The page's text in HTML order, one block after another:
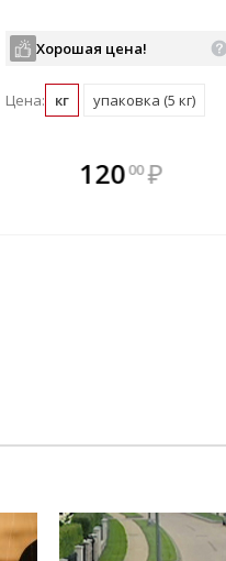
В комплекте
всегда выгоднее!
Хорошая цена!
Цена: кг упаковка (5 кг)
12000 ₽
В комплекте
всегда выгоднее!